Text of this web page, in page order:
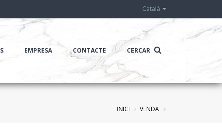
Català
EMPRESA CONTACTE CERCAR
INICI VENDA